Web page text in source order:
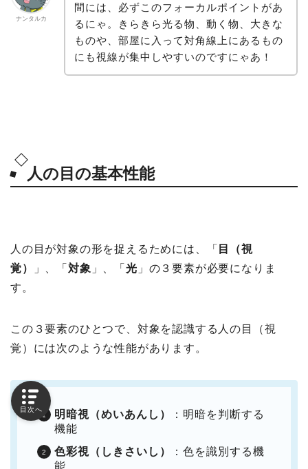
ナンタルカ
間には、必ずこのフォーカルポイントがあ
るにゃ。きらきら光る物、動く物、大きな
ものや、部屋に入って対角線上にあるもの
にも視線が集中しやすいのですにゃあ！
人の目の基本性能
人の目が対象の形を捉えるためには、「 目（視
覚）
」、「対象 」、「光 」の３要素が必要になりま
す。
この３要素のひとつで、対象を認識する人の目（視
覚）には次のような性能があります。
明暗視（めいあんし）
：明暗を判断する
機能
色彩視（しきさいし）
：色を識別する機
能
目次へ